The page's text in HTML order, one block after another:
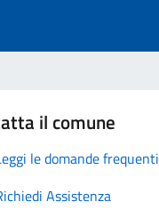
il comune
le domande frequenti
Assistenza